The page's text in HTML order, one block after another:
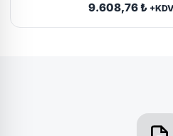
9.608,76 ₺ +KDV